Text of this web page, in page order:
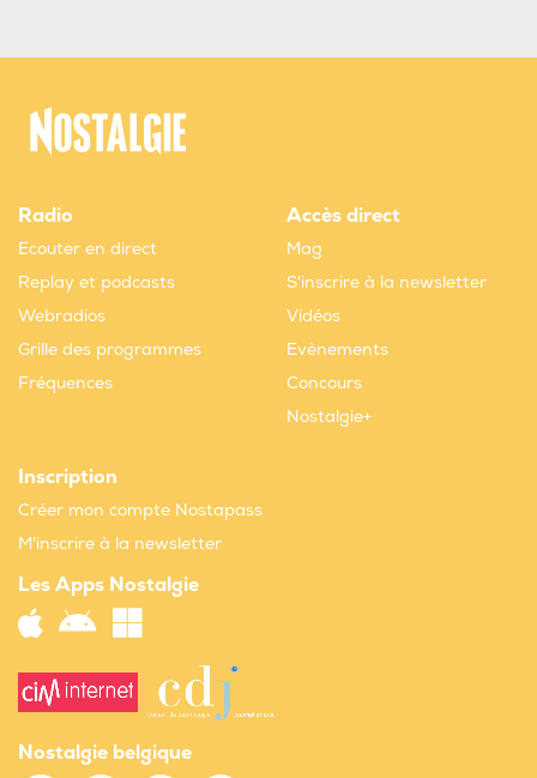
Radio
Ecouter en direct
Replay et podcasts
Webradios
Grille des programmes
Fréquences
Accès direct
Mag
S'inscrire à la newsletter
Vidéos
Evènements
Concours
Nostalgie+
Inscription
Créer mon compte Nostapass
M'inscrire à la newsletter
Les Apps Nostalgie
Nostalgie belgique